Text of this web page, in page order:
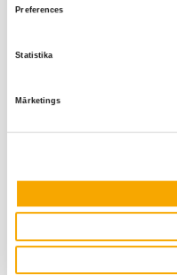
Preferences
Statistika
Mārketings
Varakļāni
Latgale
Ilze Benislavska